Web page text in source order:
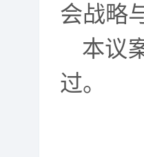
会战略
本议
过。